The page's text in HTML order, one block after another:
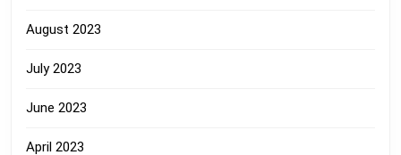
August 2023
July 2023
June 2023
April 2023